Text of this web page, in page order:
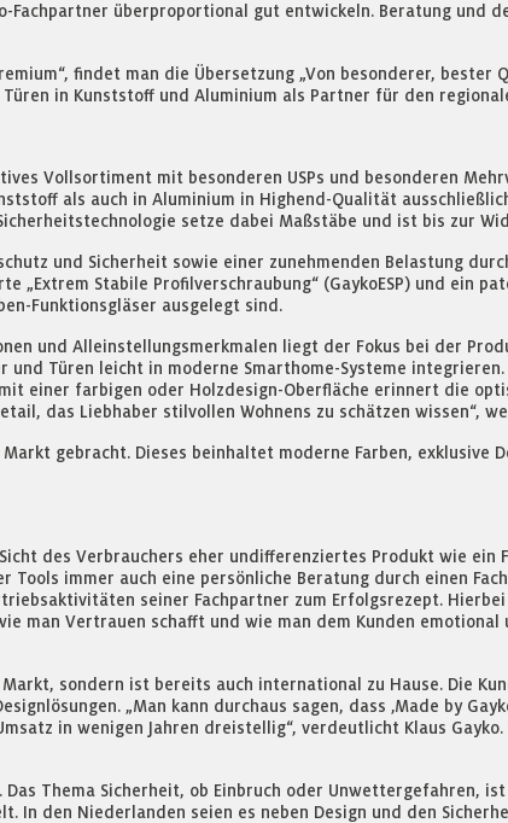
Fachpartner überproportional gut entwickeln. Beratung und
findet man die Übersetzung „Von besonderer,
in Kunststoff und Aluminium als Partner für den
Vollsortiment mit besonderen USPs und besonderen
als auch in Aluminium in Highend-Qualität
setze dabei Maßstäbe und ist bis zur
und Sicherheit sowie einer zunehmenden Belastung
Stabile Profilverschraubung“ (GaykoESP) und ein
Funktionsgläser ausgelegt sind.
und Alleinstellungsmerkmalen liegt der Fokus bei der
und Türen leicht in moderne Smarthome-Systeme
mit einer farbigen oder Holzdesign-Oberfläche erinnert die
das Liebhaber stilvollen Wohnens zu schätzen wissen“,
gebracht. Dieses beinhaltet moderne Farben, exklusive
des Verbrauchers eher undifferenziertes Produkt wie
immer auch eine persönliche Beratung durch einen
seiner Fachpartner zum Erfolgsrezept.
man Vertrauen schafft und wie man dem Kunden
sondern ist bereits auch international zu Hause. Die
„Man kann durchaus sagen, dass ‚Made by
in wenigen Jahren dreistellig“, verdeutlicht Klaus
Thema Sicherheit, ob Einbruch oder Unwettergefahren,
In den Niederlanden seien es neben Design und den